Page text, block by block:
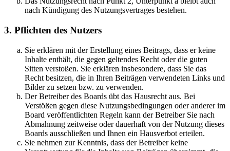
nach Kündigung des Nutzungsvertrages bestehen.
3. Pflichten des Nutzers
Sie erklären mit der Erstellung eines Beitrags, dass er keine
Inhalte enthält, die gegen geltendes Recht oder die guten
Sitten verstoßen. Sie erklären insbesondere, dass Sie das
Recht besitzen, die in Ihren Beiträgen verwendeten Links und
Bilder zu setzen bzw. zu verwenden.
Der Betreiber des Boards übt das Hausrecht aus. Bei
Verstößen gegen diese Nutzungsbedingungen oder anderer im
Board veröffentlichten Regeln kann der Betreiber Sie nach
Abmahnung zeitweise oder dauerhaft von der Nutzung dieses
Boards ausschließen und Ihnen ein Hausverbot erteilen.
Sie nehmen zur Kenntnis, dass der Betreiber keine